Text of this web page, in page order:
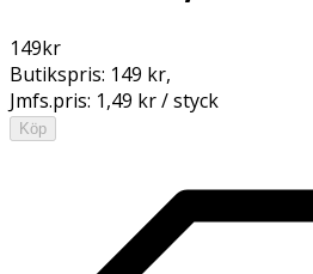
149kr
Butikspris: 149 kr,
Jmfs.pris: 1,49 kr / styck
Köp